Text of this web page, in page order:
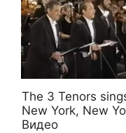
The 3 Tenors
New York, New
Видео